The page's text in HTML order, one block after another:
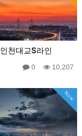
인천대교S라인
0 10,207
Now